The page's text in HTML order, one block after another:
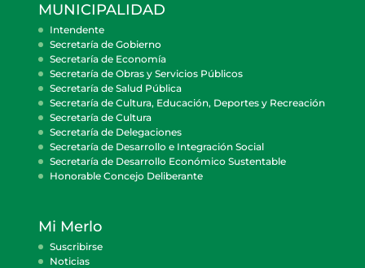
MUNICIPALIDAD
Intendente
Secretaría de Gobierno
Secretaría de Economía
Secretaría de Obras y Servicios Públicos
Secretaría de Salud Pública
Secretaría de Cultura, Educación, Deportes y Recreación
Secretaría de Cultura
Secretaría de Delegaciones
Secretaría de Desarrollo e Integración Social
Secretaría de Desarrollo Económico Sustentable
Honorable Concejo Deliberante
Mi Merlo
Suscribirse
Noticias